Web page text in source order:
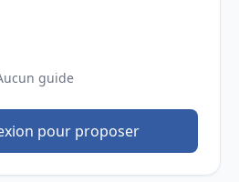
guide
pour proposer